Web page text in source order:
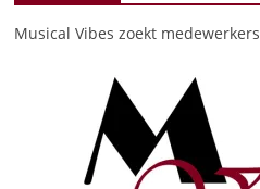
Musical Vibes zoekt medewerkers